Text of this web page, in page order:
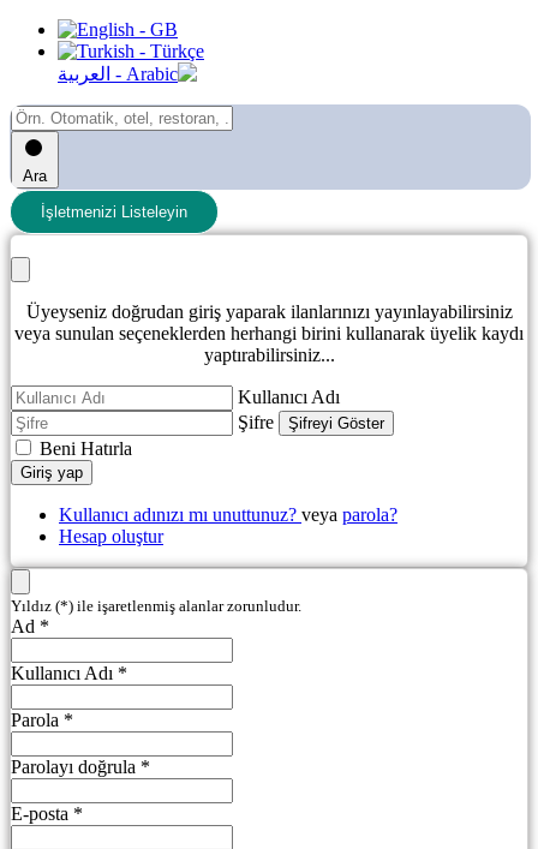
Ara
İşletmenizi Listeleyin
Üyeyseniz doğrudan giriş yaparak ilanlarınızı yayınlayabilirsiniz
veya sunulan seçeneklerden herhangi birini kullanarak üyelik kaydı
yaptırabilirsiniz...
Kullanıcı Adı
Şifre
Şifreyi Göster
Beni Hatırla
Giriş yap
Kullanıcı adınızı mı unuttunuz? veya parola?
Hesap oluştur
Yıldız (*) ile işaretlenmiş alanlar zorunludur.
Ad *
Kullanıcı Adı *
Parola *
Parolayı doğrula *
E-posta *